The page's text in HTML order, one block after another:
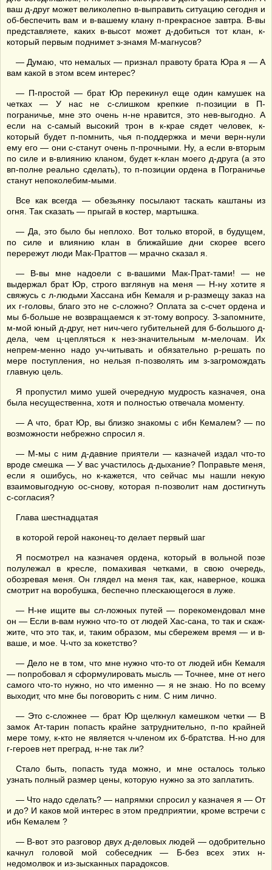
ваш д-друг может великолепно в-выправить ситуацию сегодня и
об-беспечить вам и в-вашему клану п-прекрасное завтра. В-вы
представляете, каких в-высот может д-добиться тот клан, к-
который первым поднимет з-знамя М-магнусов?
— Думаю, что немалых — признал правоту брата Юра я — А
вам какой в этом всем интерес?
— П-простой — брат Юр перекинул еще один камушек на
четках — У нас не с-слишком крепкие п-позиции в П-
пограничье, мне это очень н-не нравится, это нев-выгодно. А
если на с-самый высокий трон в к-крае сядет человек, к-
который будет п-помнить, чья п-поддержка и мечи верн-нули
ему его — они с-станут очень п-прочными. Ну, а если в-вторым
по силе и в-влиянию кланом, будет к-клан моего д-друга (а это
вп-полне реально сделать), то п-позиции ордена в Пограничье
станут непоколебим-мыми.
Все как всегда — обезьянку посылают таскать каштаны из
огня. Так сказать — прыгай в костер, мартышка.
— Да, это было бы неплохо. Вот только второй, в будущем,
по силе и влиянию клан в ближайшие дни скорее всего
перережут люди Мак-Праттов — мрачно сказал я.
— В-вы мне надоели с в-вашими Мак-Прат-тами! — не
выдержал брат Юр, строго взглянув на меня — Н-ну хотите я
свяжусь с л-людьми Хассана ибн Кемаля и р-размещу заказ на
их г-головы, благо это не с-сложно? Оплата за с-счет ордена и
мы б-больше не возвращаемся к эт-тому вопросу. З-запомните,
м-мой юный д-друг, нет нич-чего губительней для б-большого д-
дела, чем ц-цепляться к нез-значительным м-мелочам. Их
непрем-менно надо уч-читывать и обязательно р-решать по
мере поступления, но нельзя п-позволять им з-загромождать
главную цель.
Я пропустил мимо ушей очередную мудрость казначея, она
была несущественна, хотя и полностью отвечала моменту.
— А что, брат Юр, вы близко знакомы с ибн Кемалем? — по
возможности небрежно спросил я.
— М-мы с ним д-давние приятели — казначей издал что-то
вроде смешка — У вас участилось д-дыхание? Поправьте меня,
если я ошибусь, но к-кажется, что сейчас мы нашли некую
взаимовыгодную ос-снову, которая п-позволит нам достигнуть
с-согласия?
Глава шестнадцатая
в которой герой наконец-то делает первый шаг
Я посмотрел на казначея ордена, который в вольной позе
полулежал в кресле, помахивая четками, в свою очередь,
обозревая меня. Он глядел на меня так, как, наверное, кошка
смотрит на воробушка, беспечно плескающегося в луже.
— Н-не ищите вы сл-ложных путей — порекомендовал мне
он — Если в-вам нужно что-то от людей Хас-сана, то так и скаж-
жите, что это так, и, таким образом, мы сбережем время — и в-
ваше, и мое. Ч-что за кокетство?
— Дело не в том, что мне нужно что-то от людей ибн Кемаля
— попробовал я сформулировать мысль — Точнее, мне от него
самого что-то нужно, но что именно — я не знаю. Но по всему
выходит, что мне бы поговорить с ним. С ним лично.
— Это с-сложнее — брат Юр щелкнул камешком четки — В
замок Ат-тарин попасть крайне затруднительно, п-по крайней
мере тому, к-кто не является ч-членом их б-братства. Н-но для
г-героев нет преград, н-не так ли?
Стало быть, попасть туда можно, и мне осталось только
узнать полный размер цены, которую нужно за это заплатить.
— Что надо сделать? — напрямки спросил у казначея я — От
и до? И каков мой интерес в этом предприятии, кроме встречи с
ибн Кемалем ?
— В-вот это разговор двух д-деловых людей — одобрительно
качнул головой мой собеседник — Б-без всех этих н-
недомолвок и из-зысканных парадоксов.